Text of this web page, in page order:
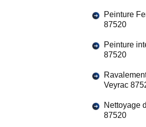
Peinture
87520
Peinture
87520
Veyrac
Nettoyage
87520